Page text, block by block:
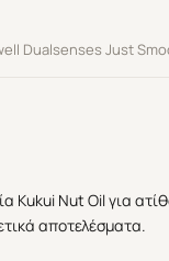
Dualsenses Just